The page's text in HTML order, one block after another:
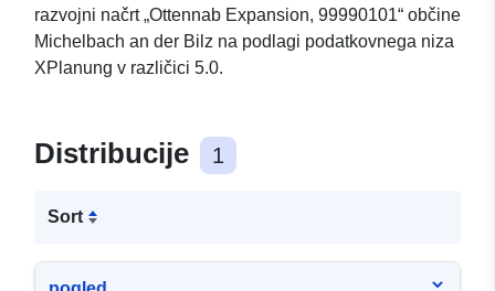
razvojni načrt „Ottennab Expansion, 99990101“ občine
Michelbach an der Bilz na podlagi podatkovnega niza
XPlanung v različici 5.0.
Distribucije 1
Sort